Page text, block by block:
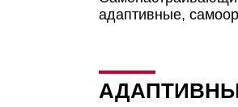
адаптивные,